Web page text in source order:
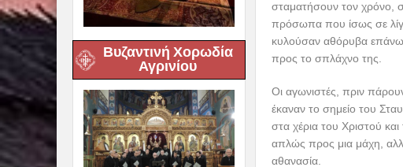
Βυζαντινή Χορωδία
Αγρινίου
σταματήσουν τον χρόνο,
πρόσωπα που ίσως σε
κυλούσαν αθόρυβα επάνω
προς το σπλάχνο της.
Οι αγωνιστές, πριν
έκαναν το σημείο του
στα χέρια του Χριστού και
απλώς προς μια μάχη,
αθανασία.